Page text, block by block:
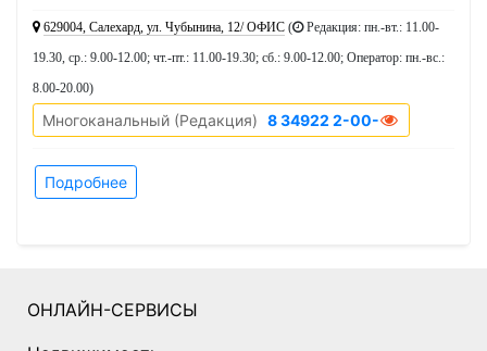
629004, Салехард, ул. Чубынина, 12/ ОФИС (
Редакция: пн.-вт.: 11.00-
19.30, ср.: 9.00-12.00; чт.-пт.: 11.00-19.30; сб.: 9.00-12.00; Оператор: пн.-вс.:
8.00-20.00)
Многоканальный (Редакция) 8 34922 2-00-20
Подробнее
ОНЛАЙН-СЕРВИСЫ